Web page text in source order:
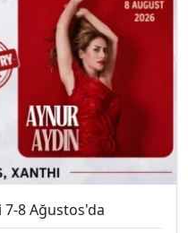
7-8 Ağustos'da